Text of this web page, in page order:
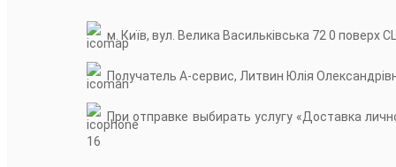
м. Київ, вул. Велика Васильківська 72 0 поверх
Получатель А-сервис, Литвин Юлія
При отправке выбирать услугу «Доставка
16